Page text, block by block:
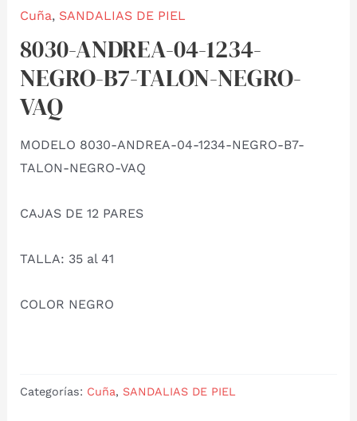
Cuña, SANDALIAS DE PIEL
8030-ANDREA-04-1234-
NEGRO-B7-TALON-NEGRO-
VAQ
MODELO 8030-ANDREA-04-1234-NEGRO-B7-
TALON-NEGRO-VAQ
CAJAS DE 12 PARES
TALLA: 35 al 41
COLOR NEGRO
Categorías: Cuña, SANDALIAS DE PIEL